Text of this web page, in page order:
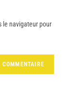
le navigateur pour